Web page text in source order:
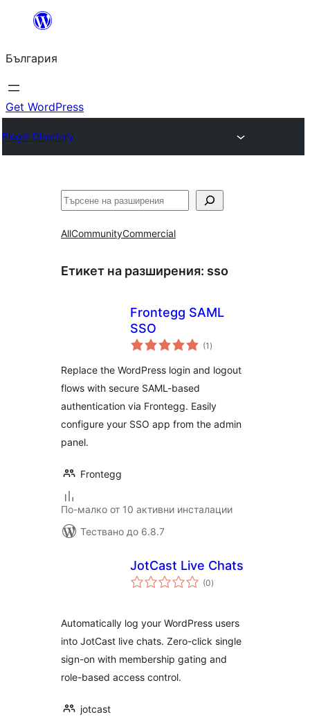
България
Get WordPress
Plugin Directory
Търсене
AllCommunityCommercial
Етикет на разширения: sso
Frontegg SAML
SSO
(1 общо
оценки
)
Replace the WordPress login and logout
flows with secure SAML-based
authentication via Frontegg. Easily
configure your SSO app from the admin
panel.
Frontegg
По-малко от 10 активни инсталации
Тествано до 6.8.7
JotCast Live Chats
(0общо
оценки
)
Automatically log your WordPress users
into JotCast live chats. Zero-click single
sign-on with membership gating and
role-based access control.
jotcast